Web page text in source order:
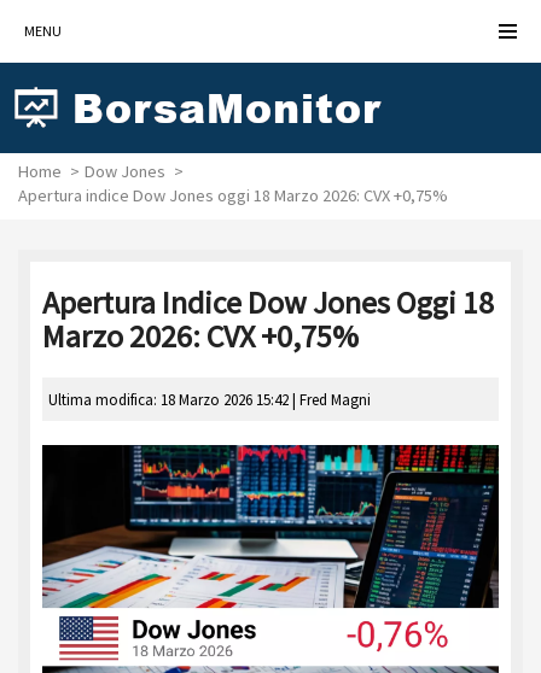
MENU
Home
Dow Jones
Apertura indice Dow Jones oggi 18 Marzo 2026: CVX +0,75%
Apertura Indice Dow Jones Oggi 18
Marzo 2026: CVX +0,75%
Ultima modifica: 18 Marzo 2026 15:42 | Fred Magni